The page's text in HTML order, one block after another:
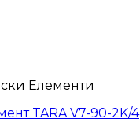
Елементи
TARA V7-90-2K/4